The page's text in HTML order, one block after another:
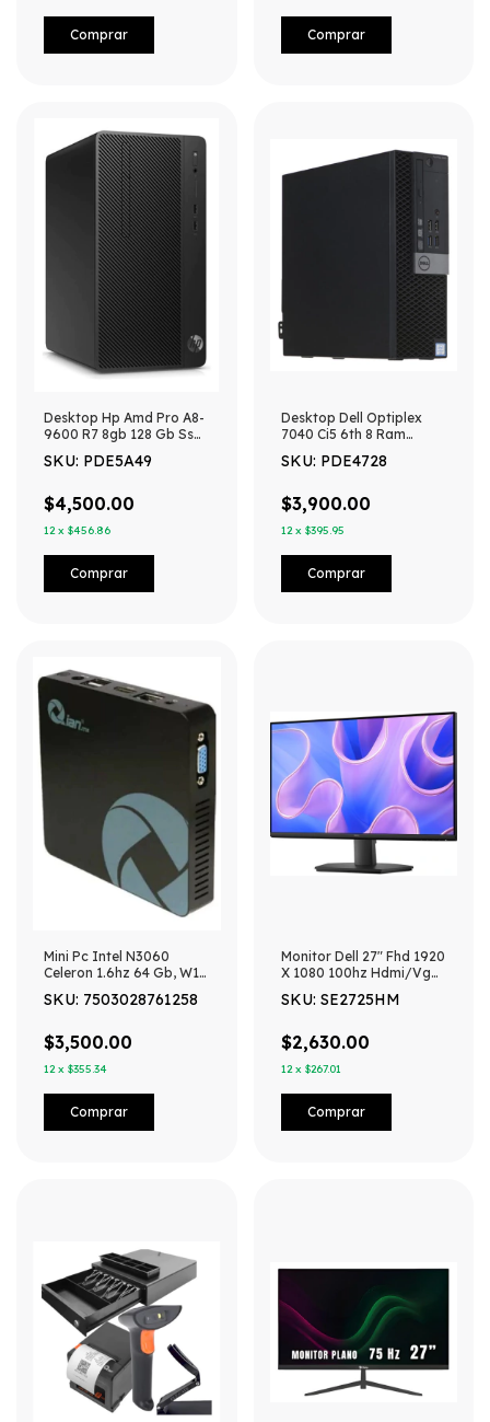
Desktop Hp Amd Pro A8-
9600 R7 8gb 128 Gb Ssd
SKU: PDE5A49
$4,500.00
12 x $456.86
Desktop Dell Optiplex
7040 Ci5 6th 8 Ram
(Reacondicionado)
SKU: PDE4728
$3,900.00
12 x $395.95
Mini Pc Intel N3060
Celeron 1.6hz 64 Gb, W10
SKU: 7503028761258
$3,500.00
12 x $355.34
Monitor Dell 27" Fhd 1920
X 1080 100hz Hdmi/Vga
SKU: SE2725HM
$2,630.00
12 x $267.01